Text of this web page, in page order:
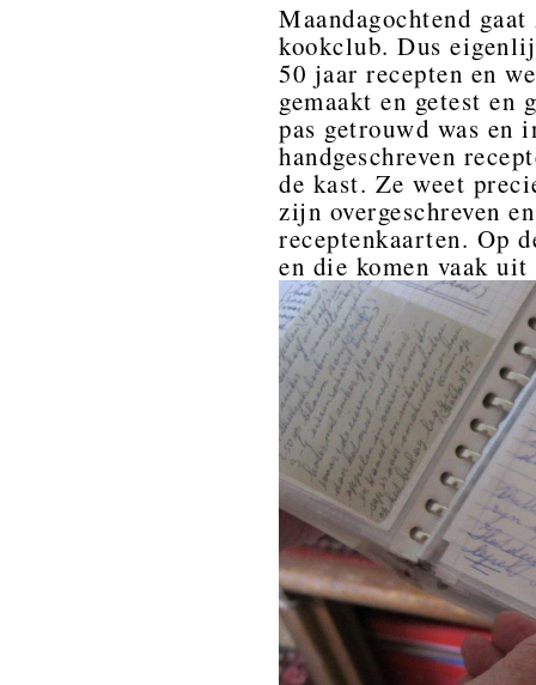
Maandagochtend
kookclub. Dus
50 jaar recepten en
gemaakt en getest en
pas getrouwd was en
handgeschreven
de kast. Ze weet
zijn overgeschreven
receptenkaarten. Op
en die komen vaak